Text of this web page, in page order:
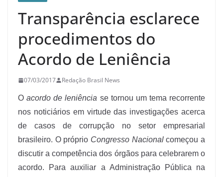
Transparência esclarece
procedimentos do
Acordo de Leniência
07/03/2017 Redação Brasil News
Oacordo de leniência se tornou um tema recorrente
nos noticiários em virtude das investigações acerca
de casos de corrupção no setor empresarial
brasileiro. O próprio Congresso Nacionalcomeçou a
discutir a competência dos órgãos para celebrarem o
acordo. Para auxiliar a Administração Pública na